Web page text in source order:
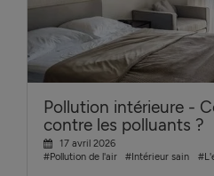
Pollution intérieure -
contre les polluants ?
17 avril 2026
#Pollution de l'air
#Intérieur sain